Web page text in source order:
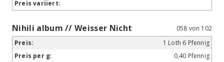
Nihili album // Weisser Nicht
058 von 102
1 Loth 6 Pfennig
0,40 Pfennig